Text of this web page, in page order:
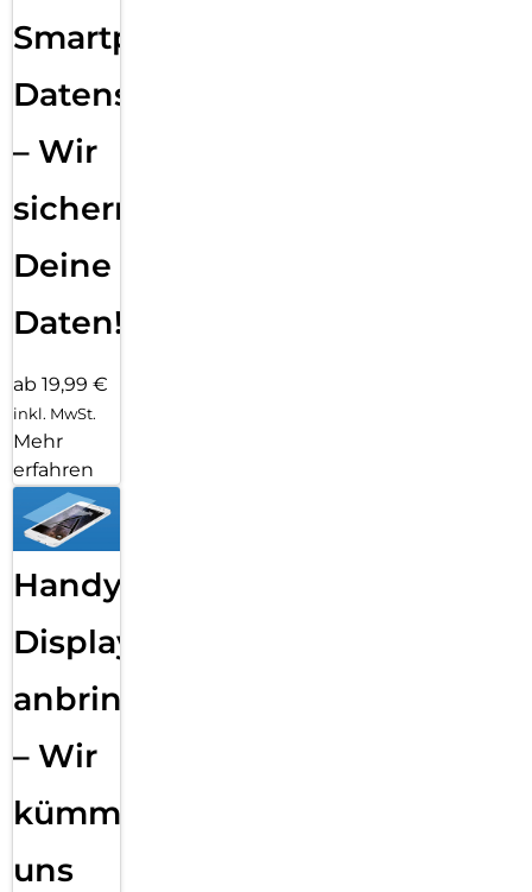
Smartphone
Datensicherung
– Wir
sichern
Deine
Daten!
ab 19,99 €
inkl. MwSt.
Mehr
erfahren
Handy
Displayfolie
anbringen
– Wir
kümmern
uns